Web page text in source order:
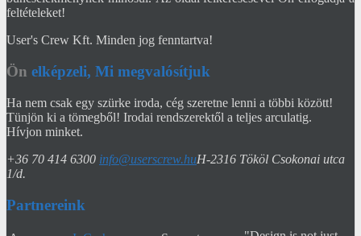
feltételeket!
User's Crew Kft. Minden jog fenntartva!
Ön elképzeli, Mi megvalósítjuk
Ha nem csak egy szürke iroda, cég szeretne lenni a többi között!
Tünjön ki a tömegből! Irodai rendszerektől a teljes arculatig.
Hívjon minket.
+36 70 414 6300 info@userscrew.huH-2316 Tököl Csokonai utca
1/d.
Partnereink